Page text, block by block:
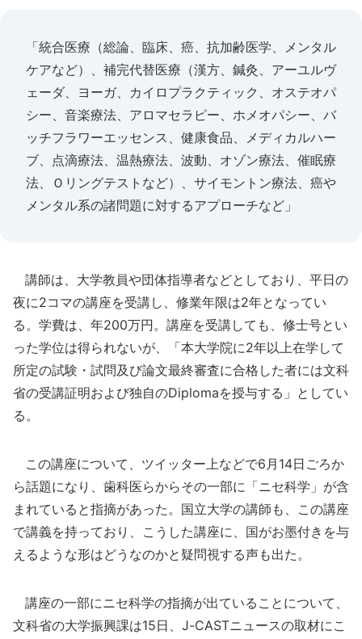
「統合医療（総論、臨床、癌、抗加齢医学、メンタル
ケアなど）、補完代替医療（漢方、鍼灸、アーユルヴ
ェーダ、ヨーガ、カイロプラクティック、オステオパ
シー、音楽療法、アロマセラピー、ホメオパシー、バ
ッチフラワーエッセンス、健康食品、メディカルハー
ブ、点滴療法、温熱療法、波動、オゾン療法、催眠療
法、Ｏリングテストなど）、サイモントン療法、癌や
メンタル系の諸問題に対するアプローチなど」
講師は、大学教員や団体指導者などとしており、平日の
夜に2コマの講座を受講し、修業年限は2年となってい
る。学費は、年200万円。講座を受講しても、修士号とい
った学位は得られないが、「本大学院に2年以上在学して
所定の試験・試問及び論文最終審査に合格した者には文科
省の受講証明および独自のDiplomaを授与する」としてい
る。
この講座について、ツイッター上などで6月14日ごろか
ら話題になり、歯科医らからその一部に「ニセ科学」が含
まれていると指摘があった。国立大学の講師も、この講座
で講義を持っており、こうした講座に、国がお墨付きを与
えるような形はどうなのかと疑問視する声も出た。
講座の一部にニセ科学の指摘が出ていることについて、
文科省の大学振興課は15日、J-CASTニュースの取材にこ